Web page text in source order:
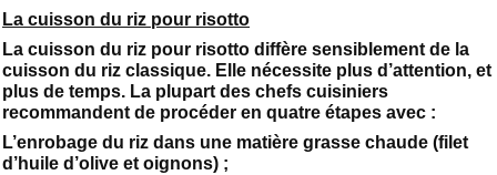
La cuisson du riz pour risotto
La cuisson du riz pour risotto diffère sensiblement de la
cuisson du riz classique. Elle nécessite plus d’attention, et
plus de temps. La plupart des chefs cuisiniers
recommandent de procéder en quatre étapes avec :
L’enrobage du riz dans une matière grasse chaude (filet
d’huile d’olive et oignons) ;